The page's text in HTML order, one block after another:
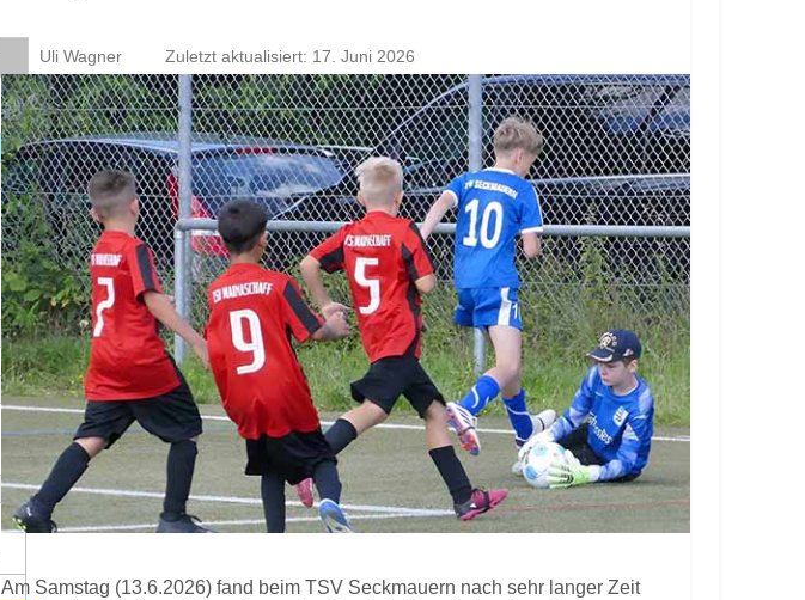
Uli Wagner Zuletzt aktualisiert: 17. Juni 2026
Am Samstag (13.6.2026) fand beim TSV Seckmauern nach sehr langer Zeit